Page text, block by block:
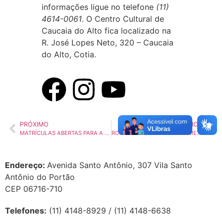
informações ligue no telefone (11)
4614-0061. O Centro Cultural de
Caucaia do Alto fica localizado na
R. José Lopes Neto, 320 – Caucaia
do Alto, Cotia.
PRÓXIMO
MATRÍCULAS ABERTAS PARA A OFICINA DE TEATRO ‘SIGA SHAKESPEARE!’
ANTERIOR
RODA DE CAPOEIRA COM O MESTRE JAGUARA NA PRAÇA JOAQUIM NUNES
Endereço: Avenida Santo Antônio, 307 Vila Santo
Antônio do Portão
CEP 06716-710
Telefones: (11) 4148-8929 / (11) 4148-6638